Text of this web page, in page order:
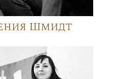
Шмидт